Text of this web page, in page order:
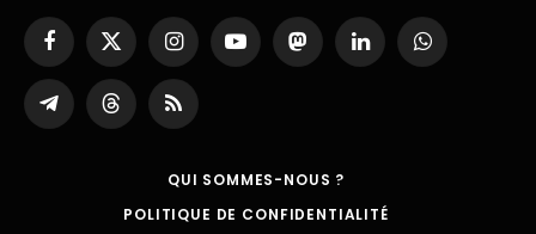
Facebook
X
(Twitter)
InstagramYouTubeMastodonLinkedInWhatsApp
Partager
sur
ThreadsRSS
QUI SOMMES-NOUS ?
POLITIQUE DE CONFIDENTIALITÉ